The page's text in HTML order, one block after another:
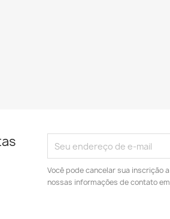
Você pode cancelar sua inscrição
nossas informações de contato